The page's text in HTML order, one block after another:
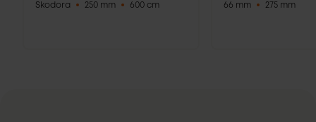
Skodora 250 mm 600 cm 66 mm 275 mm